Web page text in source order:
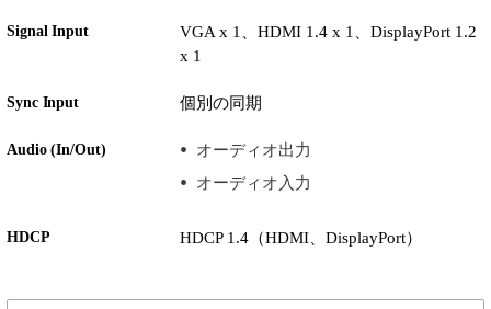
Signal Input
VGA x 1、HDMI 1.4 x 1、DisplayPort 1.2
x 1
Sync Input 個別の同期
Audio (In/Out)
オーディオ出力
オーディオ入力
HDCP HDCP 1.4（HDMI、DisplayPort）